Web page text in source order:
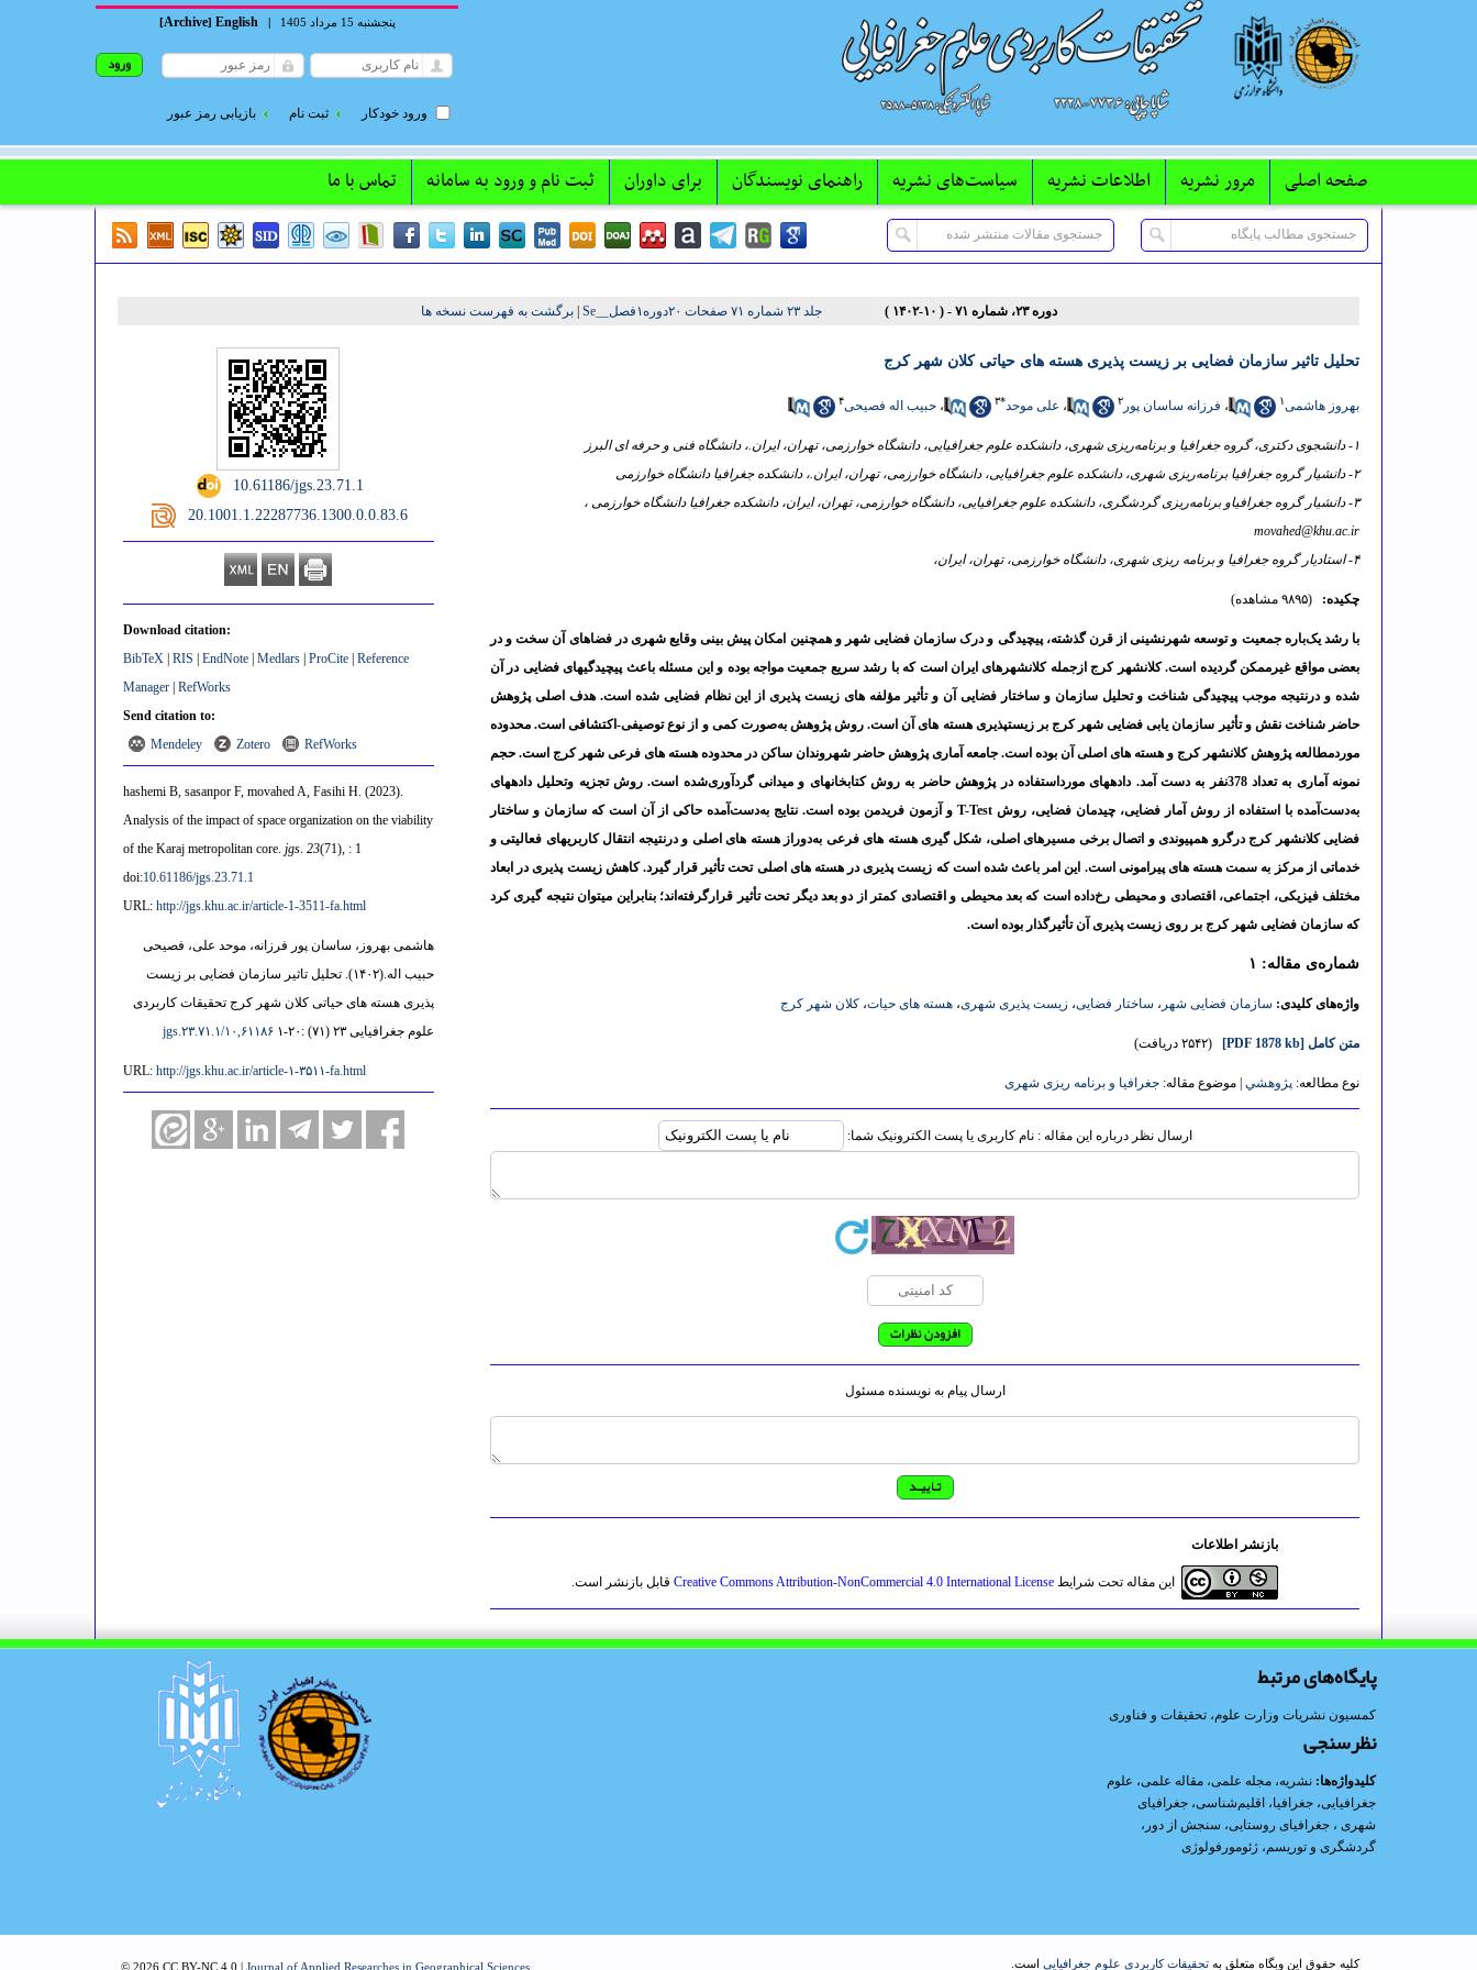
پنجشنبه 15 مرداد 1405 |
English
[Archive]
ورود خودکار ثبت نام بازیابی رمز عبور
صفحه اصلی مرور نشریه اطلاعات نشریه سیاست‌های نشریه راهنمای نویسندگان برای داوران ثبت نام و ورود به سامانه تماس با ما
دوره ۲۳، شماره ۷۱ - ( ۱۰-۱۴۰۲ ) جلد ۲۳ شماره ۷۱ صفحات ۲۰دوره۱فصل__Se |برگشت به فهرست نسخه ها
‎ 10.61186/jgs.23.71.1
‎ 20.1001.1.22287736.1300.0.0.83.6
Download citation:
BibTeX | RIS | EndNote | Medlars | ProCite | Reference
Manager | RefWorks
Send citation to:
Mendeley
Zotero RefWorks
hashemi B, sasanpor F, movahed A, Fasihi H. (2023).
Analysis of the impact of space organization on the viability
of the Karaj metropolitan core. jgs 23(71) , : 1
doi:10.61186/jgs.23.71.1
URL: http://jgs.khu.ac.ir/article-1-3511-fa.html
هاشمی بهروز، ساسان پور فرزانه، موحد علی، فصیحی
حبیب اله.(۱۴۰۲).
تحلیل تاثیر سازمان فضایی بر زیست
پذیری هسته های حیاتی کلان شهر کرج تحقیقات کاربردی
علوم جغرافیایی ۲۳ (۷۱) :۲۰-۱
۱۰,۶۱۱۸۶/jgs.۲۳.۷۱.۱
URL: http://jgs.khu.ac.ir/article-۱-۳۵۱۱-fa.html
تحلیل تاثیر سازمان فضایی بر زیست پذیری هسته های حیاتی کلان شهر کرج
بهروز هاشمی۱ ، فرزانه ساسان پور ۲ ، علی موحد*۳ ، حبیب اله فصیحی۴
۱- دانشجوی دکتری، گروه جغرافیا و برنامه‌ریزی شهری، دانشکده علوم جغرافیایی، دانشگاه خوارزمی، تهران، ایران.، دانشگاه فنی و حرفه ای البرز
۲- دانشیار گروه جغرافیا برنامه‌ریزی شهری، دانشکده علوم جغرافیایی، دانشگاه خوارزمی، تهران، ایران.، دانشکده جغرافیا دانشگاه خوارزمی
۳- دانشیار گروه جغرافیاو برنامه‌ریزی گردشگری، دانشکده علوم جغرافیایی، دانشگاه خوارزمی، تهران، ایران، دانشکده جغرافیا دانشگاه خوارزمی ،
movahed@khu.ac.ir
۴- استادیار گروه جغرافیا و برنامه ریزی شهری، دانشگاه خوارزمی، تهران، ایران،
چکیده: (۹۸۹۵ مشاهده)
با رشد یک‌باره جمعیت و توسعه شهرنشینی از قرن گذشته، پیچیدگی و درک سازمان فضایی شهر و همچنین امکان پیش­ بینی وقایع شهری در فضاهای آن سخت و در
بعضی مواقع غیرممکن گردیده است. کلان­شهر کرج ازجمله کلان­شهرهای ایران است که با رشد سریع جمعیت مواجه بوده و این مسئله باعث پیچیدگی­های فضایی در آن
شده و درنتیجه موجب پیچیدگی شناخت و تحلیل سازمان و ساختار فضایی آن و تأثیر مؤلفه­ های زیست­ پذیری از این نظام فضایی شده است. هدف اصلی پژوهش
حاضر شناخت نقش و تأثیر سازمان­ یابی فضایی شهر کرج بر زیست­پذیری هسته­ های آن است. روش پژوهش به‌صورت کمی و از نوع توصیفی-اکتشافی است. محدوده
موردمطالعه پژوهش کلان­شهر کرج و هسته­ های اصلی آن بوده است. جامعه آماری پژوهش حاضر شهروندان ساکن در محدوده هسته­ های فرعی شهر کرج است. حجم
نمونه آماری به تعداد 378نفر به دست آمد. داده­های مورداستفاده در پژوهش حاضر به روش کتابخانه­ای و میدانی گردآوری‌شده است. روش تجزیه­ وتحلیل داده­های
به‌دست‌آمده با استفاده از روش آمار فضایی، چیدمان فضایی، روش T-Test و آزمون فریدمن بوده است. نتایج به‌دست‌آمده حاکی از آن است که سازمان و ساختار
فضایی کلان­شهر کرج درگرو هم­پیوندی و اتصال برخی مسیرهای اصلی، شکل­ گیری هسته­ های فرعی به‌دوراز هسته­ های اصلی و درنتیجه انتقال کاربری­های فعالیتی و
خدماتی از مرکز به سمت هسته­ های پیرامونی است. این امر باعث شده است که زیست­ پذیری در هسته­ های اصلی تحت تأثیر قرار گیرد. کاهش زیست­ پذیری در ابعاد
مختلف فیزیکی، اجتماعی، اقتصادی و محیطی رخ‌داده است که بعد محیطی و اقتصادی کمتر از دو بعد دیگر تحت تأثیر قرارگرفته‌اند؛ بنابراین می­توان نتیجه­ گیری کرد
که سازمان فضایی شهر کرج بر روی زیست ­پذیری آن تأثیرگذار بوده است.
شماره‌ی مقاله: ۱
واژه‌های کلیدی: سازمان فضایی شهر ، ساختار فضایی، زیست پذیری شهری، هسته های حیات، کلان شهر کرج
متن کامل [PDF 1878 kb] (۲۵۴۲ دریافت)
نوع مطالعه: پژوهشي | موضوع مقاله: جغرافیا و برنامه ریزی شهری
ارسال نظر درباره این مقاله : نام کاربری یا پست الکترونیک شما:
ارسال پیام به نویسنده مسئول
بازنشر اطلاعات
این مقاله تحت شرایط Creative Commons Attribution-NonCommercial 4.0 International License قابل بازنشر است.
پایگاه‌های مرتبط
کمسیون نشریات وزارت علوم، تحقیقات و فناوری
نظرسنجی
کلیدواژه‌ها: نشریه، مجله علمی، مقاله علمی، علوم
جغرافیایی، جغرافیا، اقلیم‌شناسی، جغرافیای
شهری ، جغرافیای روستایی، سنجش از دور ،
گردشگری و توریسم، ژئومورفولوژی
کلیه حقوق این وبگاه متعلق به تحقیقات کاربردی علوم جغرافیایی است. © 2026 CC BY-NC 4.0 | Journal of Applied Researches in Geographical Sciences